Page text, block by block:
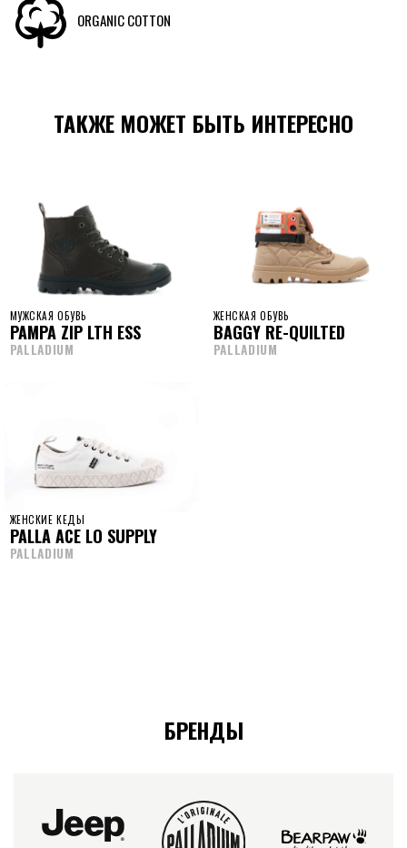
ORGANIC COTTON
ТАКЖЕ МОЖЕТ БЫТЬ ИНТЕРЕСНО
МУЖСКАЯ ОБУВЬ
PAMPA ZIP LTH ESS
PALLADIUM
ЖЕНСКАЯ ОБУВЬ
BAGGY RE-QUILTED
PALLADIUM
ЖЕНСКИЕ КЕДЫ
PALLA ACE LO SUPPLY
PALLADIUM
БРЕНДЫ